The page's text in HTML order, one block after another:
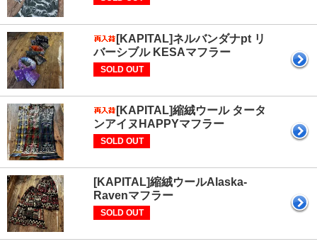
[KAPITAL]ネルバンダナpt リ
バーシブル KESAマフラー
SOLD OUT
[KAPITAL]縮絨ウール タータ
ンアイヌHAPPYマフラー
SOLD OUT
[KAPITAL]縮絨ウールAlaska-
Ravenマフラー
SOLD OUT